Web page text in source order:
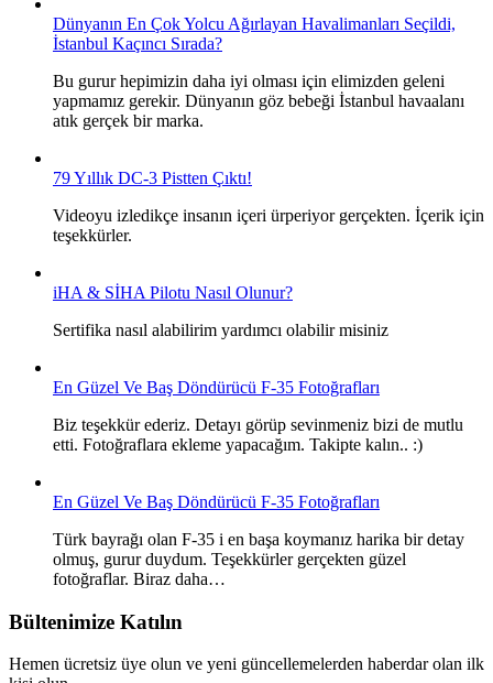
Dünyanın En Çok Yolcu Ağırlayan Havalimanları Seçildi,
İstanbul Kaçıncı Sırada?
Bu gurur hepimizin daha iyi olması için elimizden geleni
yapmamız gerekir. Dünyanın göz bebeği İstanbul havaalanı
atık gerçek bir marka.
79 Yıllık DC-3 Pistten Çıktı!
Videoyu izledikçe insanın içeri ürperiyor gerçekten. İçerik için
teşekkürler.
iHA & SİHA Pilotu Nasıl Olunur?
Sertifika nasıl alabilirim yardımcı olabilir misiniz
En Güzel Ve Baş Döndürücü F-35 Fotoğrafları
Biz teşekkür ederiz. Detayı görüp sevinmeniz bizi de mutlu
etti. Fotoğraflara ekleme yapacağım. Takipte kalın.. :)
En Güzel Ve Baş Döndürücü F-35 Fotoğrafları
Türk bayrağı olan F-35 i en başa koymanız harika bir detay
olmuş, gurur duydum. Teşekkürler gerçekten güzel
fotoğraflar. Biraz daha…
Bültenimize Katılın
Hemen ücretsiz üye olun ve yeni güncellemelerden haberdar olan ilk